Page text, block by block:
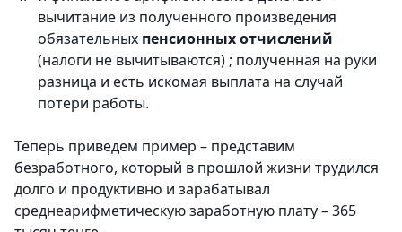
вычитание из полученного произведения
обязательных пенсионных отчислений
(налоги не вычитываются) ; полученная на руки
разница и есть искомая выплата на случай
потери работы.
Теперь приведем пример – представим
безработного, который в прошлой жизни трудился
долго и продуктивно и зарабатывал
среднеарифметическую заработную плату – 365